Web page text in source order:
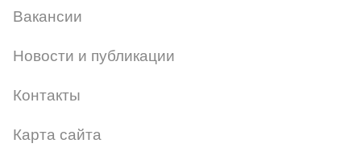
Вакансии
Новости и публикации
Контакты
Карта сайта